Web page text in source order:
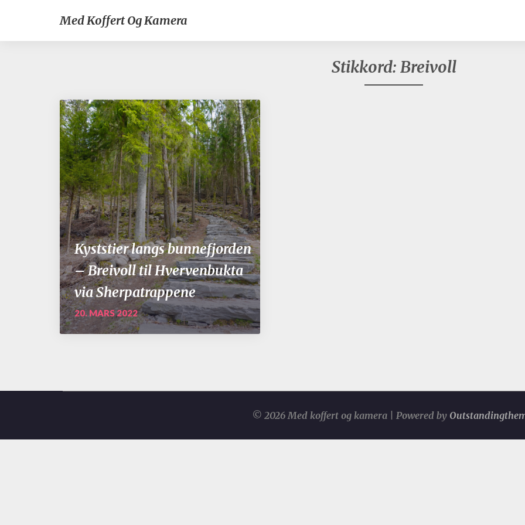
Med Koffert Og Kamera
Stikkord: Breivoll
Kyststier langs bunnefjorden
– Breivoll til Hvervenbukta
via Sherpatrappene
20. MARS 2022
© 2026 Med koffert og kamera | Powered by